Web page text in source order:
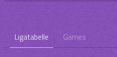
Ligatabelle Games